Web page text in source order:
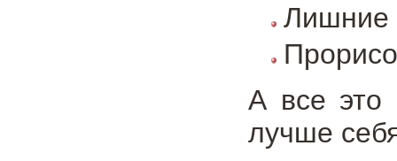
Лишние
А все это
лучше